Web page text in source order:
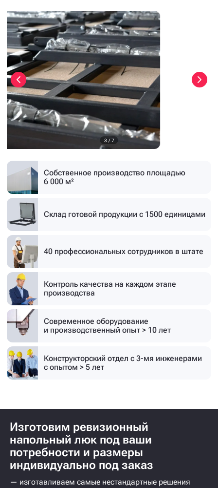
3 / 7
Собственное производство площадью
6 000 м²
Склад готовой продукции с 1500 единицами
40 профессиональных сотрудников в штате
Контроль качества на каждом этапе
производства
Современное оборудование
и производственный опыт > 10 лет
Конструкторский отдел с 3-мя инженерами
с опытом > 5 лет
Изготовим ревизионный
напольный люк под ваши
потребности и размеры
индивидуально под заказ
— изготавливаем самые нестандартные решения